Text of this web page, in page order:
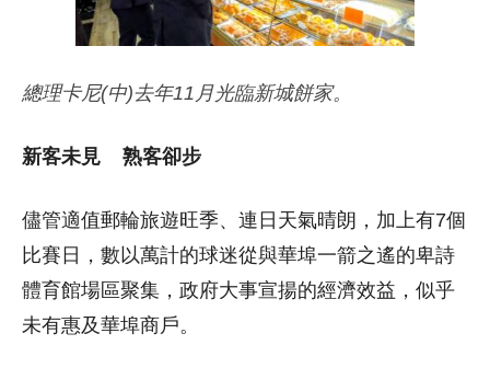
總理卡尼(中)去年11月光臨新城餅家。
新客未見 熟客卻步
儘管適值郵輪旅遊旺季、連日天氣晴朗，加上有7個
比賽日，數以萬計的球迷從與華埠一箭之遙的卑詩
體育館場區聚集，政府大事宣揚的經濟效益，似乎
未有惠及華埠商戶。